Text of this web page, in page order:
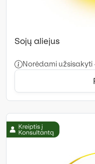
Sojų aliejus
Norėdami užsisakyti